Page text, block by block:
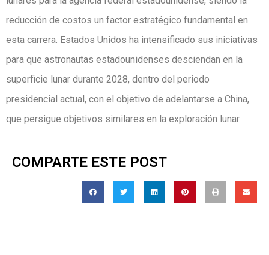
reducción de costos un factor estratégico fundamental en
esta carrera. Estados Unidos ha intensificado sus iniciativas
para que astronautas estadounidenses desciendan en la
superficie lunar durante 2028, dentro del periodo
presidencial actual, con el objetivo de adelantarse a China,
que persigue objetivos similares en la exploración lunar.
COMPARTE ESTE POST